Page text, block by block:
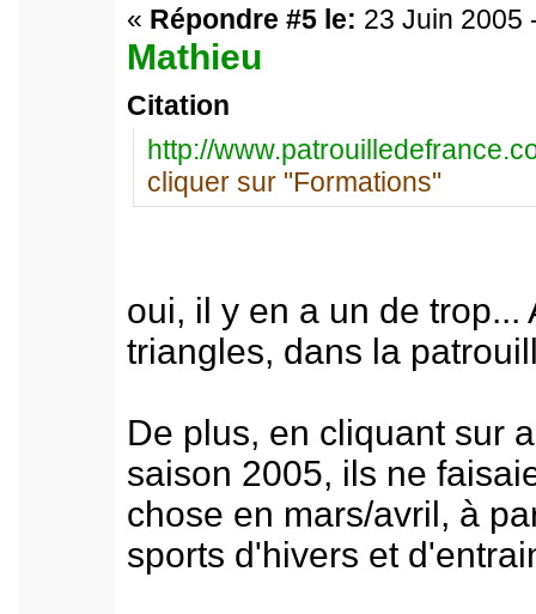
« Répondre #5 le: 23 Juin 2005
Mathieu
Citation
http://
cliquer sur "Formations"
oui, il y en a un de trop...
triangles, dans la
De plus, en cliquant sur
saison 2005, ils ne
chose en mars/avril, à
sports d'hivers et